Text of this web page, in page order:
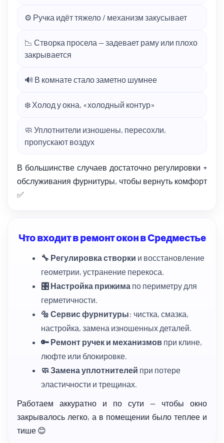
⚙️ Ручка идёт тяжело / механизм закусывает
📉 Створка просела — задевает раму или плохо
закрывается
🔊 В комнате стало заметно шумнее
❄️ Холод у окна, «холодный контур»
🧼 Уплотнители изношены, пересохли,
пропускают воздух
В большинстве случаев достаточно регулировки +
обслуживания фурнитуры, чтобы вернуть комфорт
✅
Что входит в ремонт окон в Средместье
🔧 Регулировка створки и восстановление
геометрии, устранение перекоса.
🎛️ Настройка прижима по периметру для
герметичности.
🔩 Сервис фурнитуры: чистка, смазка,
настройка, замена изношенных деталей.
🔑 Ремонт ручек и механизмов при клине,
люфте или блокировке.
🧼 Замена уплотнителей при потере
эластичности и трещинах.
Работаем аккуратно и по сути — чтобы окно
закрывалось легко, а в помещении было теплее и
тише 😊